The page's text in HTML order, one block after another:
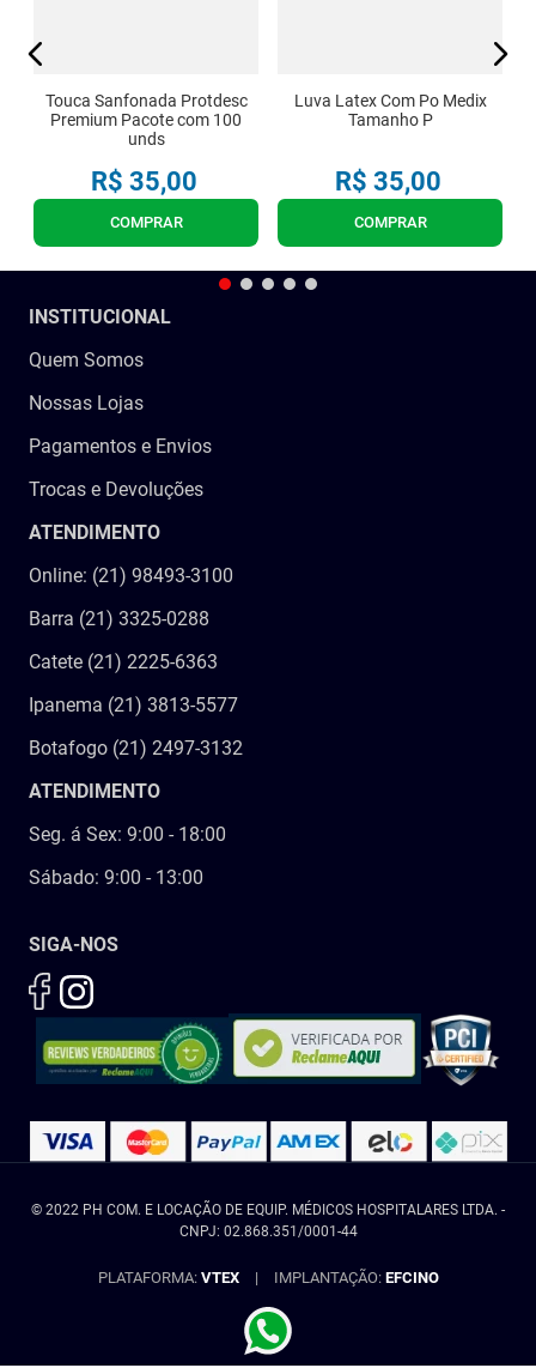
Touca Sanfonada Protdesc
Premium Pacote com 100
unds
R$ 35,00
COMPRAR
Luva Latex Com Po Medix
Tamanho P
R$ 35,00
COMPRAR
INSTITUCIONAL
Quem Somos
Nossas Lojas
Pagamentos e Envios
Trocas e Devoluções
ATENDIMENTO
Online: (21) 98493-3100
Barra (21) 3325-0288
Catete (21) 2225-6363
Ipanema (21) 3813-5577
Botafogo (21) 2497-3132
ATENDIMENTO
Seg. á Sex: 9:00 - 18:00
Sábado: 9:00 - 13:00
SIGA-NOS
© 2022 PH COM. E LOCAÇÃO DE EQUIP. MÉDICOS HOSPITALARES LTDA. -
CNPJ: 02.868.351/0001-44
PLATAFORMA: VTEX | IMPLANTAÇÃO: EFCINO